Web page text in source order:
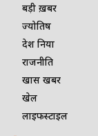
बड़ी ख़बर
ज्योतिष
देश दुनिया
राजनीति
खास खबर
खेल
लाइफस्टाइल